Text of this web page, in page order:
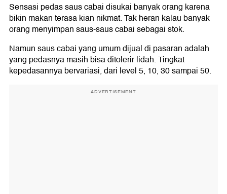
Sensasi pedas saus cabai disukai banyak orang karena
bikin makan terasa kian nikmat. Tak heran kalau banyak
orang menyimpan saus-saus cabai sebagai stok.
Namun saus cabai yang umum dijual di pasaran adalah
yang pedasnya masih bisa ditolerir lidah. Tingkat
kepedasannya bervariasi, dari level 5, 10, 30 sampai 50.
ADVERTISEMENT